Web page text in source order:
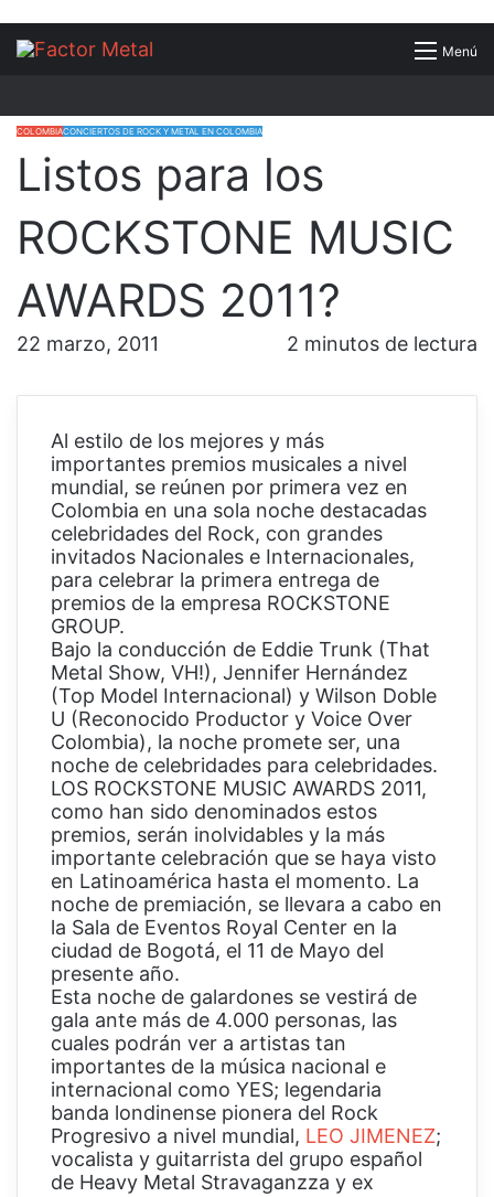
Menú
Buscar
COLOMBIACONCIERTOS DE ROCK Y METAL EN COLOMBIA
Listos para los
ROCKSTONE MUSIC
AWARDS 2011?
22 marzo, 2011 2 minutos de lectura
Al estilo de los mejores y más
importantes premios musicales a nivel
mundial, se reúnen por primera vez en
Colombia en una sola noche destacadas
celebridades del Rock, con grandes
invitados Nacionales e Internacionales,
para celebrar la primera entrega de
premios de la empresa ROCKSTONE
GROUP.
Bajo la conducción de Eddie Trunk (That
Metal Show, VH!), Jennifer Hernández
(Top Model Internacional) y Wilson Doble
U (Reconocido Productor y Voice Over
Colombia), la noche promete ser, una
noche de celebridades para celebridades.
LOS ROCKSTONE MUSIC AWARDS 2011,
como han sido denominados estos
premios, serán inolvidables y la más
importante celebración que se haya visto
en Latinoamérica hasta el momento. La
noche de premiación, se llevara a cabo en
la Sala de Eventos Royal Center en la
ciudad de Bogotá, el 11 de Mayo del
presente año.
Esta noche de galardones se vestirá de
gala ante más de 4.000 personas, las
cuales podrán ver a artistas tan
importantes de la música nacional e
internacional como YES; legendaria
banda londinense pionera del Rock
Progresivo a nivel mundial, LEO JIMENEZ;
vocalista y guitarrista del grupo español
de Heavy Metal Stravaganzza y ex